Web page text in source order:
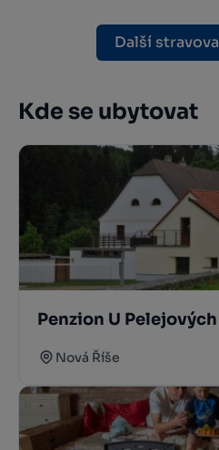
Další
Kde se ubytovat
Penzion U Pelejových
Nová Říše